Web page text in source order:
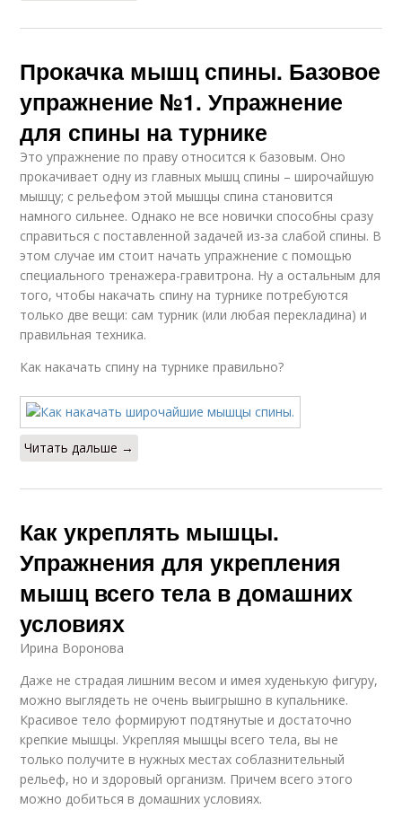
Прокачка мышц спины. Базовое
упражнение №1. Упражнение
для спины на турнике
Это упражнение по праву относится к базовым. Оно
прокачивает одну из главных мышц спины – широчайшую
мышцу; с рельефом этой мышцы спина становится
намного сильнее. Однако не все новички способны сразу
справиться с поставленной задачей из-за слабой спины. В
этом случае им стоит начать упражнение с помощью
специального тренажера-гравитрона. Ну а остальным для
того, чтобы накачать спину на турнике потребуются
только две вещи: сам турник (или любая перекладина) и
правильная техника.
Как накачать спину на турнике правильно?
Читать дальше →
Как укреплять мышцы.
Упражнения для укрепления
мышц всего тела в домашних
условиях
Ирина Воронова
Даже не страдая лишним весом и имея худенькую фигуру,
можно выглядеть не очень выигрышно в купальнике.
Красивое тело формируют подтянутые и достаточно
крепкие мышцы. Укрепляя мышцы всего тела, вы не
только получите в нужных местах соблазнительный
рельеф, но и здоровый организм. Причем всего этого
можно добиться в домашних условиях.